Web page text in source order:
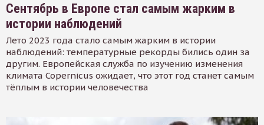
Сентябрь в Европе стал самым жарким в
истории наблюдений
Лето 2023 года стало самым жарким в истории
наблюдений: температурные рекорды бились один за
другим. Европейская служба по изучению изменения
климата Copernicus ожидает, что этот год станет самым
тёплым в истории человечества